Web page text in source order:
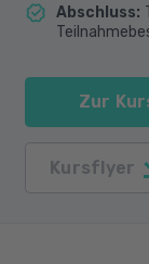
Abschluss:
Zur
Kursflyer